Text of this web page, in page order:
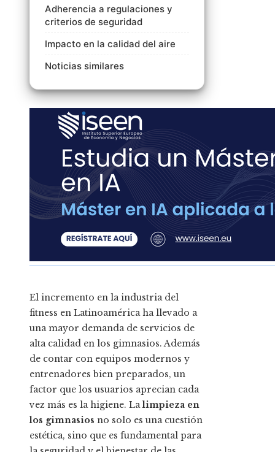
Adherencia a regulaciones y
criterios de seguridad
Impacto en la calidad del aire
Noticias similares
El incremento en la industria del
fitness en Latinoamérica ha llevado a
una mayor demanda de servicios de
alta calidad en los gimnasios. Además
de contar con equipos modernos y
entrenadores bien preparados, un
factor que los usuarios aprecian cada
vez más es la higiene. Lalimpieza en
los gimnasios no solo es una cuestión
estética, sino que es fundamental para